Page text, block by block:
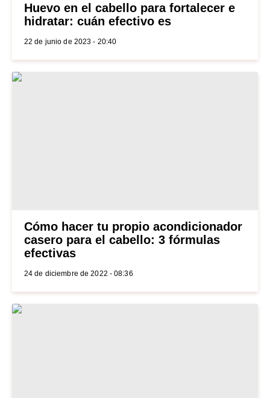
Huevo en el cabello para fortalecer e
hidratar: cuán efectivo es
22 de junio de 2023 - 20:40
Cómo hacer tu propio acondicionador
casero para el cabello: 3 fórmulas
efectivas
24 de diciembre de 2022 - 08:36